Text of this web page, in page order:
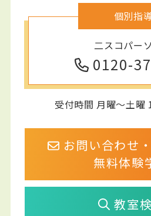
個別指
二スコパー
0120-
受付時間 月曜～土曜
お問い合わせ
無料体験
教室